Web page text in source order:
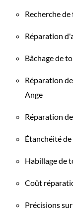
Recherche
Réparation
Bâchage de
Réparation
Ange
Réparation
Étanchéité
Habillage de
Coût
Précisions